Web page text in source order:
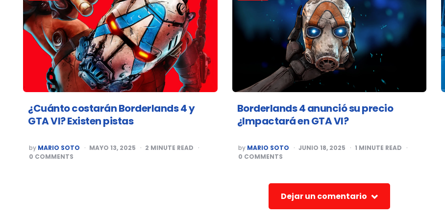
¿Cuánto costarán Borderlands 4 y
GTA VI? Existen pistas
POSTED
BY
by MARIO SOTO MAYO 13, 2025 2 MINUTE READ
0 COMMENTS
Borderlands 4 anunció su precio
¿Impactará en GTA VI?
POSTED
BY
by MARIO SOTO JUNIO 18, 2025 1 MINUTE READ
0 COMMENTS
Dejar un comentario